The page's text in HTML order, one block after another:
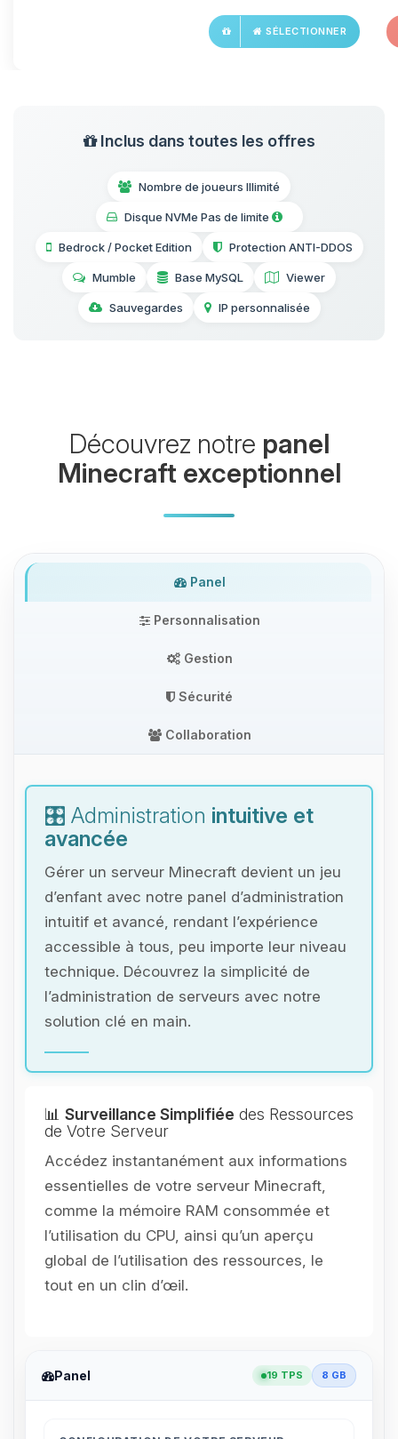
SÉLECTIONNER
Inclus dans toutes les offres
Nombre de joueurs Illimité
Disque NVMe Pas de limite
Bedrock / Pocket Edition Protection ANTI-DDOS
Mumble Base MySQL Viewer
Sauvegardes IP personnalisée
Découvrez notre panel
Minecraft exceptionnel
Panel
Personnalisation
Gestion
Sécurité
Collaboration
🎛️ Administration intuitive et
avancée
Gérer un serveur Minecraft devient un jeu
d’enfant avec notre panel d’administration
intuitif et avancé, rendant l’expérience
accessible à tous, peu importe leur niveau
technique. Découvrez la simplicité de
l’administration de serveurs avec notre
solution clé en main.
📊 Surveillance Simplifiée des Ressources
de Votre Serveur
Accédez instantanément aux informations
essentielles de votre serveur Minecraft,
comme la mémoire RAM consommée et
l’utilisation du CPU, ainsi qu’un aperçu
global de l’utilisation des ressources, le
tout en un clin d’œil.
Panel 19 TPS 8 GB